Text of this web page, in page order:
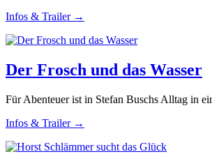
Infos & Trailer →
Der Frosch und das Wasser
Für Abenteuer ist in Stefan Buschs Alltag in
Infos & Trailer →